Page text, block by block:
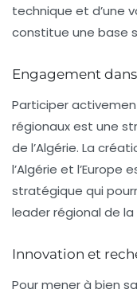
technique et d’une
constitue une base
Engagement
Participer
régionaux est une
de l’Algérie. La
l’Algérie et l’Europe
stratégique qui
leader régional de
Innovation et
Pour mener à bien